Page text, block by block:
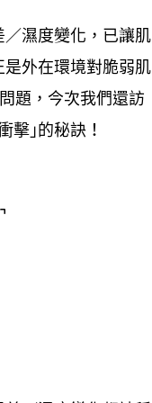
／濕度變化 ， 已讓肌
外在環境對脆弱肌
題 ， 今次我們還訪
擊｣的秘訣 ！